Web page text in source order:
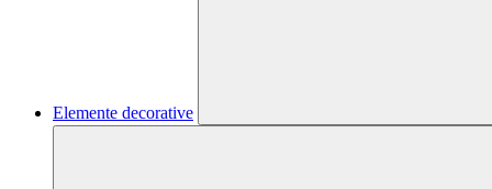
Elemente decorative